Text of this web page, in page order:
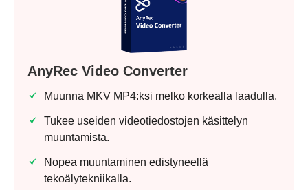
AnyRec Video Converter
Muunna MKV MP4:ksi melko korkealla laadulla.
Tukee useiden videotiedostojen käsittelyn
muuntamista.
Nopea muuntaminen edistyneellä
tekoälytekniikalla.